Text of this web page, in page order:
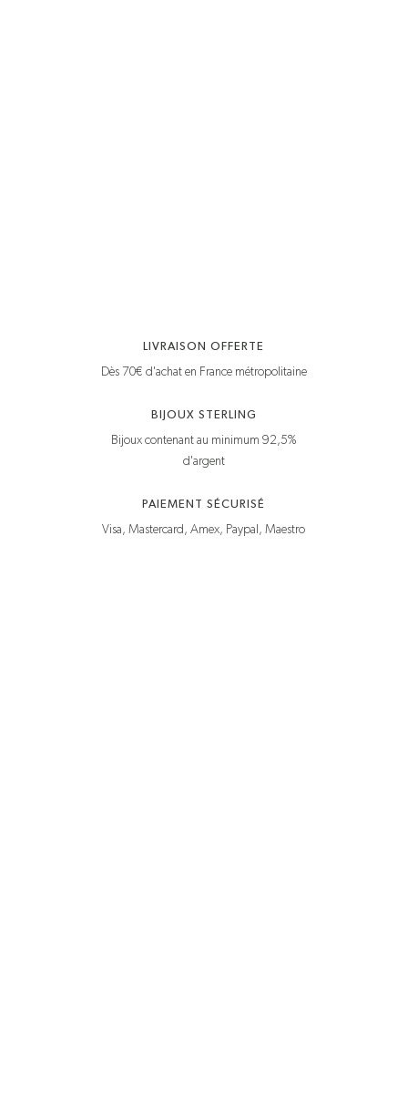
LIVRAISON OFFERTE
Dès 70€ d'achat en France métropolitaine
BIJOUX STERLING
Bijoux contenant au minimum 92,5%
d'argent
PAIEMENT SÉCURISÉ
Visa, Mastercard, Amex, Paypal, Maestro